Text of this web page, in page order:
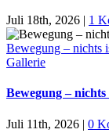
Juli 18th, 2026 | 1
Bewegung – nichts
Gallerie
Bewegung –
Juli 11th, 2026 | 0